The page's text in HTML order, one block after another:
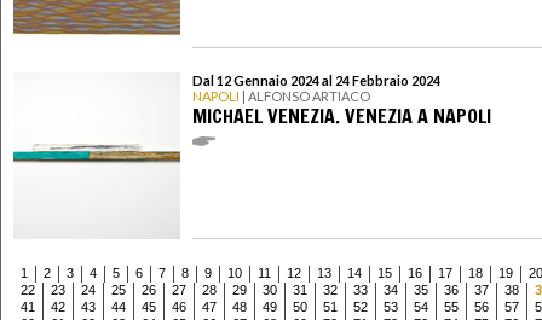
Dal 12 Gennaio 2024 al 24 Febbraio 2024
NAPOLI | ALFONSO ARTIACO
MICHAEL VENEZIA. VENEZIA A NAPOLI
1 2 3 4 5 6 7 8 9 10 11 12 13 14 15 16 17 18 19
20
22
23 24 25 26 27 28 29 30 31 32 33 34 35 36 37 38
41
42 43 44 45 46 47 48 49 50 51 52 53 54 55 56 57